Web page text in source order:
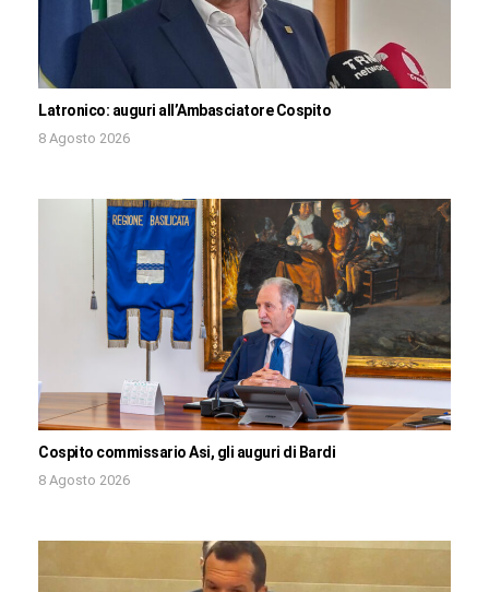
Latronico: auguri all’Ambasciatore Cospito
8 Agosto 2026
Cospito commissario Asi, gli auguri di Bardi
8 Agosto 2026